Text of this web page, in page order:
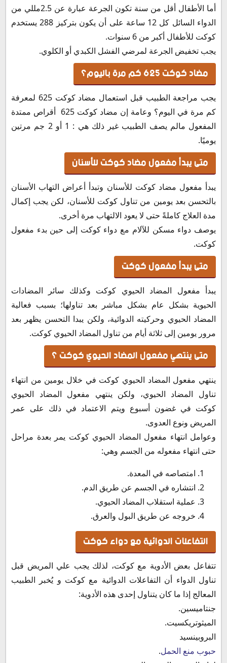
أما الأطفال أقل من سنة تكون الجرعة عبارة عن 2.5مللي من
الدواء السائل كل 12 ساعة على أن يكون بتركيز 288 يستخدم
كوكت للأطفال أكبر من 6 سنوات.
يجب تخفيض الجرعة لمرضي الفشل الكبدي أو الكلوي.
مضاد كوكت 625 كم مرة باليوم؟
يجب مراجعة الطبيب قبل استعمال مضاد كوكت 625 لمعرفة
كم مرة في اليوم؟ وعامة إن مضاد كوكت 625 أقراص ممتدة
المفعول مالم يصف الطبيب غير ذلك هي : 1 أو 2 جم مرتين
يوميًا.
متى يبدأ مفعول مضاد كوكت للأسنان
يبدأ مفعول مضاد كوكت للأسنان وتبدأ أعراض التهاب الأسنان
بالتحسن بعد يومين من تناول كوكت للأسنان، لكن يجب إكمال
مدة العلاج كاملةً حتى لا يعود الالتهاب مرة أخرى.
يوصف دواء مسكن للآلام مع دواء كوكت إلى حين بدء مفعول
كوكت.
متى يبدأ مفعول كوكت
يبدأ مفعول المضاد الحيوي كوكت وكذلك سائر المضادات
الحيوية بشكل عام بشكل مباشر بعد تناولها؛ بسبب فعالية
المضاد الحيوي وحركيته الدوائية، ولكن يبدا التحسن يظهر بعد
مرور يومين إلى ثلاثة أيام من تناول المضاد الحيوي كوكت.
متى ينتهي مفعول المضاد الحيوي كوكت ؟
ينتهي مفعول المضاد الحيوي كوكت في خلال يومين من انتهاء
تناول المضاد الحيوي، ولكن ينتهي مفعول المضاد الحيوي
كوكت في غضون أسبوع ويتم الاعتماد في ذلك على عمر
المريض ونوع العدوى.
وعوامل انتهاء مفعول المضاد الحيوي كوكت يمر بعدة مراحل
حتى انتهاء مفعوله من الجسم وهي:
امتصاصه في المعدة.
انتشاره في الجسم عن طريق الدم.
عملية استقلاب المضاد الحيوي.
خروجه عن طريق البول والعرق.
التفاعلات الدوائية مع دواء كوكت
تتفاعل بعض الأدوية مع كوكت، لذلك يجب علي المريض قبل
تناول الدواء أن التفاعلات الدوائية مع كوكت و يُخبر الطبيب
المعالج إذا ما كان يتناول إحدى هذه الأدوية:
جنتاميسين.
الميثوتريكسيت.
البروبينسيد
حبوب منع الحمل.